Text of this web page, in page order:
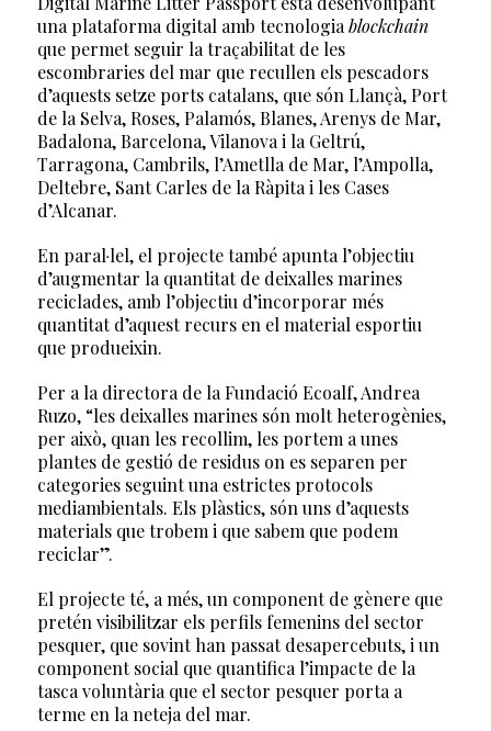
una plataforma digital amb tecnologia blockchain
que permet seguir la traçabilitat de les
escombraries del mar que recullen els pescadors
d’aquests setze ports catalans, que són Llançà, Port
de la Selva, Roses, Palamós, Blanes, Arenys de Mar,
Badalona, Barcelona, Vilanova i la Geltrú,
Tarragona, Cambrils, l’Ametlla de Mar, l’Ampolla,
Deltebre, Sant Carles de la Ràpita i les Cases
d’Alcanar.
En paral·lel, el projecte també apunta l’objectiu
d’augmentar la quantitat de deixalles marines
reciclades, amb l’objectiu d’incorporar més
quantitat d’aquest recurs en el material esportiu
que produeixin.
Per a la directora de la Fundació Ecoalf, Andrea
Ruzo, “les deixalles marines són molt heterogènies,
per això, quan les recollim, les portem a unes
plantes de gestió de residus on es separen per
categories seguint una estrictes protocols
mediambientals. Els plàstics, són uns d’aquests
materials que trobem i que sabem que podem
reciclar”.
El projecte té, a més, un component de gènere que
pretén visibilitzar els perfils femenins del sector
pesquer, que sovint han passat desapercebuts, i un
component social que quantifica l’impacte de la
tasca voluntària que el sector pesquer porta a
terme en la neteja del mar.